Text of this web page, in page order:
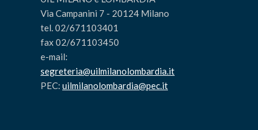
Via Campanini 7 - 20124 Milano
tel. 02/671103401
fax 02/671103450
e-mail:
segreteria@uilmilanolombardia.it
PEC: uilmilanolombardia@pec.it